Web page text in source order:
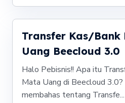
Transfer Kas/Bank
Uang Beecloud 3.0
Halo Pebisnis!! Apa itu
Mata Uang di Beecloud 3.0?
membahas tentang Transfe...